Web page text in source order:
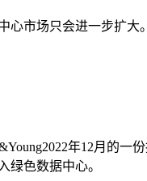
市场只会进一步扩大
年12月的
绿色数据中心。